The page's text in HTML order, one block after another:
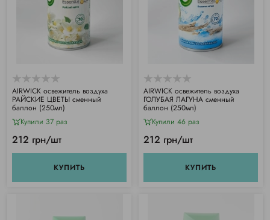
АIRWICK освежитель воздуха
РАЙСКИЕ ЦВЕТЫ сменный
баллон (250мл)
Купили 37 раз
212 грн/шт
КУПИТЬ
АIRWICK освежитель воздуха
ГОЛУБАЯ ЛАГУНА сменный
баллон (250мл)
Купили 46 раз
212 грн/шт
КУПИТЬ